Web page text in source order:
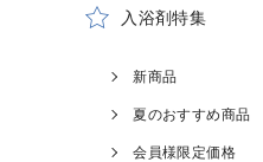
入浴剤特集
新商品
夏のおすすめ商品
会員様限定価格